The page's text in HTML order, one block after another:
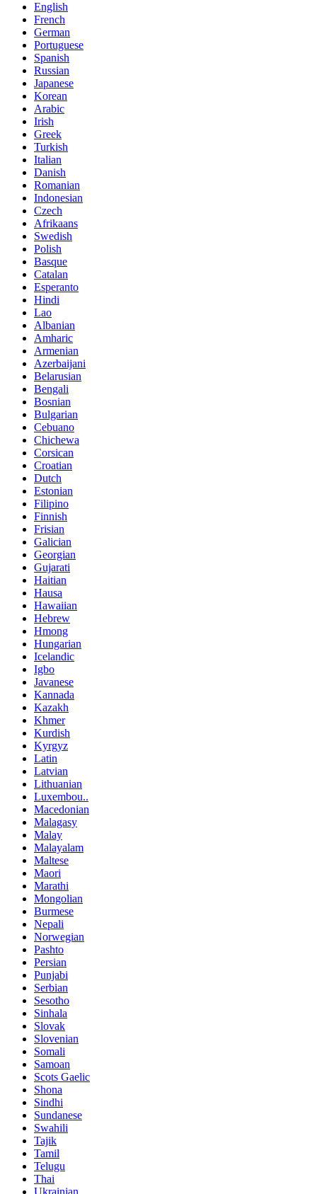
English
French
German
Portuguese
Spanish
Russian
Japanese
Korean
Arabic
Irish
Greek
Turkish
Italian
Danish
Romanian
Indonesian
Czech
Afrikaans
Swedish
Polish
Basque
Catalan
Esperanto
Hindi
Lao
Albanian
Amharic
Armenian
Azerbaijani
Belarusian
Bengali
Bosnian
Bulgarian
Cebuano
Chichewa
Corsican
Croatian
Dutch
Estonian
Filipino
Finnish
Frisian
Galician
Georgian
Gujarati
Haitian
Hausa
Hawaiian
Hebrew
Hmong
Hungarian
Icelandic
Igbo
Javanese
Kannada
Kazakh
Khmer
Kurdish
Kyrgyz
Latin
Latvian
Lithuanian
Luxembou..
Macedonian
Malagasy
Malay
Malayalam
Maltese
Maori
Marathi
Mongolian
Burmese
Nepali
Norwegian
Pashto
Persian
Punjabi
Serbian
Sesotho
Sinhala
Slovak
Slovenian
Somali
Samoan
Scots Gaelic
Shona
Sindhi
Sundanese
Swahili
Tajik
Tamil
Telugu
Thai